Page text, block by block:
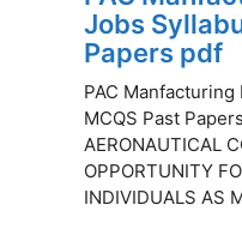
Jobs
Papers pdf
PAC
MCQS Past
AERONAUTICAL
OPPORTUNITY
INDIVIDUALS AS